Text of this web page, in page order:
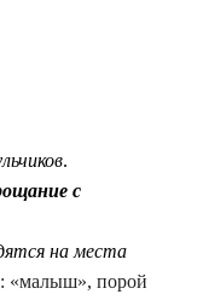
.
с
на места
«малыш», порой